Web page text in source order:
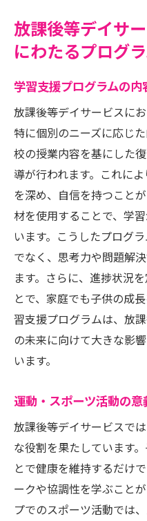
放課後等デイサ
にわたるプログ
学習支援プログラムの
放課後等デイサービスに
特に個別のニーズに応じ
校の授業内容を基にした
導が行われます。これに
を深め、自信を持つこと
材を使用することで、学
います。こうしたプログ
でなく、思考力や問題解
ます。さらに、進捗状況
とで、家庭でも子供の成
習支援プログラムは、放
の未来に向けて大きな影
います。
運動・スポーツ活動の意
放課後等デイサービスで
な役割を果たしています
とで健康を維持するだけ
ークや協調性を学ぶこと
プでのスポーツ活動では